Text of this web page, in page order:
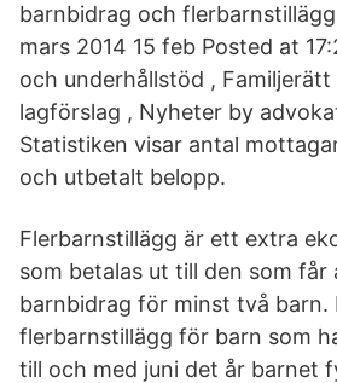
barnbidrag och flerbarnstillägg
mars 2014 15 feb Posted at
och underhållstöd , Familjerätt
lagförslag , Nyheter by
Statistiken visar antal
och utbetalt belopp.
Flerbarnstillägg är ett extra
som betalas ut till den som får
barnbidrag för minst två barn.
flerbarnstillägg för barn som
till och med juni det år barnet